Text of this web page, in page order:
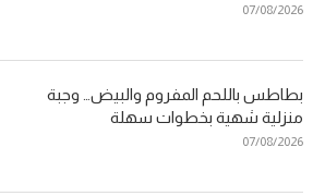
07/08/2026
بطاطس باللحم المفروم والبيض… وجبة
منزلية شهية بخطوات سهلة
07/08/2026